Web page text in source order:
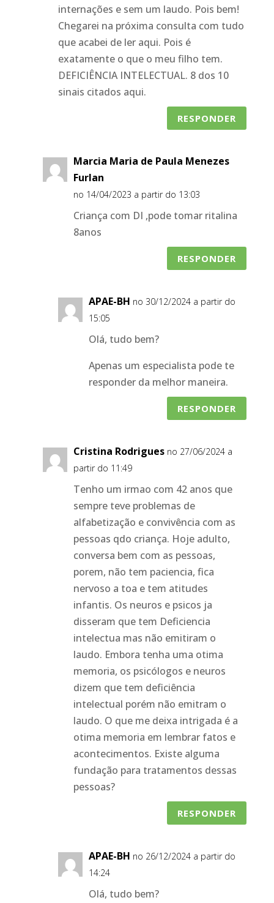
internações e sem um laudo. Pois bem!
Chegarei na próxima consulta com tudo
que acabei de ler aqui. Pois é
exatamente o que o meu filho tem.
DEFICIÊNCIA INTELECTUAL. 8 dos 10
sinais citados aqui.
RESPONDER
Marcia Maria de Paula Menezes
Furlan
no 14/04/2023 a partir do 13:03
Criança com DI ,pode tomar ritalina
8anos
RESPONDER
APAE-BH no 30/12/2024 a partir do
15:05
Olá, tudo bem?
Apenas um especialista pode te
responder da melhor maneira.
RESPONDER
Cristina Rodrigues no 27/06/2024 a
partir do 11:49
Tenho um irmao com 42 anos que
sempre teve problemas de
alfabetização e convivência com as
pessoas qdo criança. Hoje adulto,
conversa bem com as pessoas,
porem, não tem paciencia, fica
nervoso a toa e tem atitudes
infantis. Os neuros e psicos ja
disseram que tem Deficiencia
intelectua mas não emitiram o
laudo. Embora tenha uma otima
memoria, os psicólogos e neuros
dizem que tem deficiência
intelectual porém não emitram o
laudo. O que me deixa intrigada é a
otima memoria em lembrar fatos e
acontecimentos. Existe alguma
fundação para tratamentos dessas
pessoas?
RESPONDER
APAE-BH no 26/12/2024 a partir do
14:24
Olá, tudo bem?